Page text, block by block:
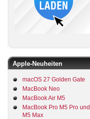
Apple-Neuheiten
macOS 27 Golden Gate
MacBook Neo
MacBook Air M5
MacBook Pro M5 Pro und
M5 Max